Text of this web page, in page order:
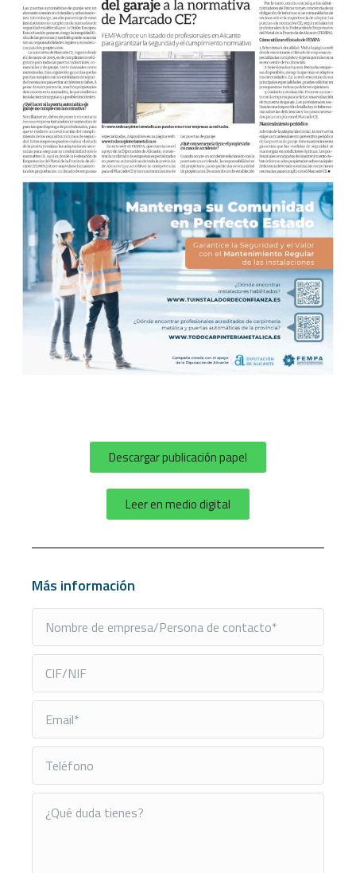
Descargar publicación papel
Leer en medio digital
Más información